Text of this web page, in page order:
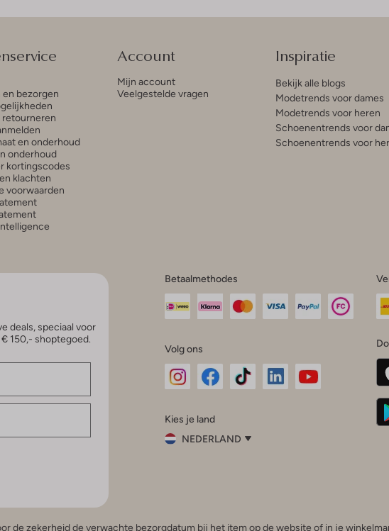
en bezorgen
retourneren
en onderhoud
onderhoud
kortingscodes
klachten
voorwaarden
Account
Mijn account
Veelgestelde vragen
Inspiratie
Bekijk alle blogs
Modetrends voor dames
Modetrends voor heren
Schoenentrends voor
Schoenentrends voor
deals, speciaal voor
150,- shoptegoed.
Betaalmethodes
Volg ons
InstagramFacebook
Kies je land
NEDERLAND
België (Nederlands)
de zekerheid de verwachte bezorgdatum bij het item op de website of in je